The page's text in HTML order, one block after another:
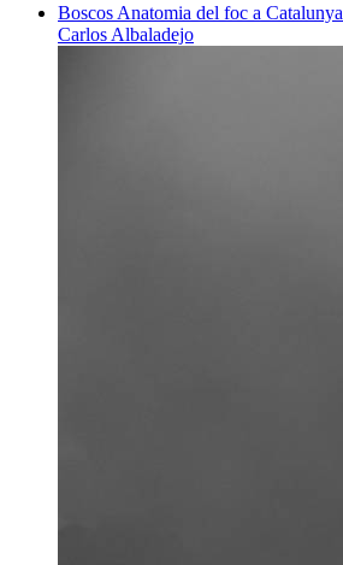
Boscos Anatomia del foc a Catalunya
Carlos Albaladejo